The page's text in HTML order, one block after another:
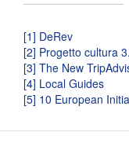
[1] DeRev
[2] Progetto cultura
[3] The New
[4] Local Guides
[5] 10 European